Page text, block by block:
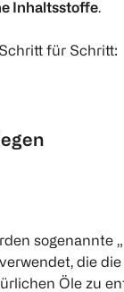
Inhaltsstoffe
für Schritt:
sogenannte
die die
Öle zu